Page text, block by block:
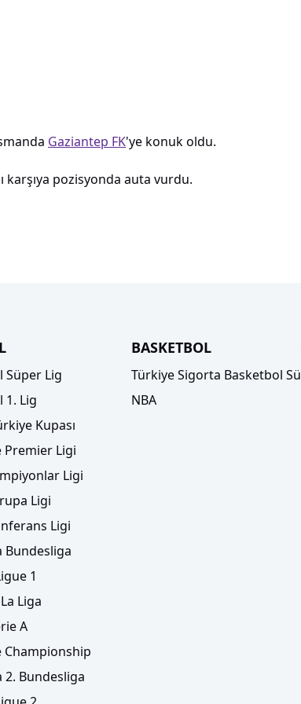
Gaziantep FK'ye konuk oldu.
karşıya pozisyonda auta vurdu.
Süper Lig
1. Lig
Kupası
Ligi
Ligi
Ligi
Ligi
Bundesliga
1
Liga
A
2. Bundesliga
BASKETBOL
Türkiye Sigorta Basketbol
NBA